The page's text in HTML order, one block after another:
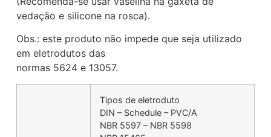
vedação e silicone na rosca).
Obs.: este produto não impede que seja utilizado
em eletrodutos das
normas 5624 e 13057.
Tipos de eletroduto
DIN – Schedule – PVC/A
NBR 5597 – NBR 5598